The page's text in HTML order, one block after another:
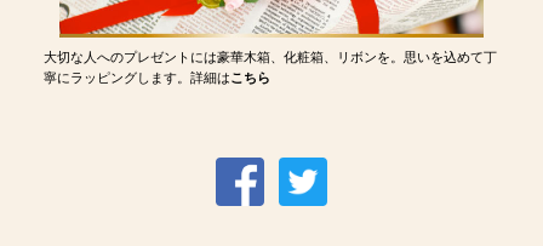
大切な人へのプレゼントには豪華木箱、化粧箱、リボンを。思いを込めて丁
寧にラッピングします。詳細はこちら